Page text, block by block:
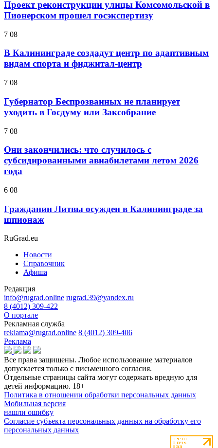
Проект реконструкции улицы Комсомольской в
Пионерском прошел госэкспертизу
7 08
В Калининграде создадут центр по адаптивным
видам спорта и фиджитал-центр
7 08
Губернатор Беспрозванных не планирует
уходить в Госдуму или Заксобрание
7 08
Они закончились: что случилось с
субсидированными авиабилетами летом 2026
года
6 08
Гражданин Литвы осужден в Калининграде за
шпионаж
RuGrad.eu
Новости
Справочник
Афиша
Редакция
info@rugrad.online rugrad.39@yandex.ru
8 (4012) 309-422
О портале
Рекламная служба
reklama@rugrad.online 8 (4012) 309-406
Реклама
Все права защищены. Любое использование материалов
допускается только с письменного согласия.
Отдельные страницы сайта могут содержать вредную для
детей информацию. 18+
Политика в отношении обработки персональных данных
Мобильная версия
нашли ошибку
Согласие субъекта персональных данных на обработку его
персональных данных